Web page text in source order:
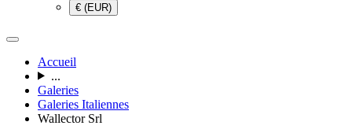
€ (EUR)
Accueil
...
Galeries
Galeries Italiennes
Wallector Srl